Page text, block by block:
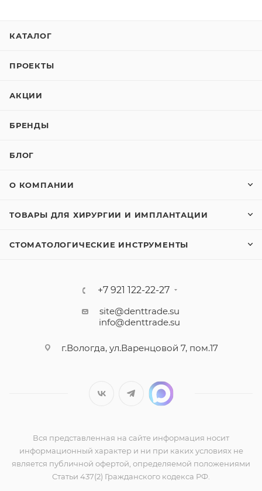
КАТАЛОГ
ПРОЕКТЫ
АКЦИИ
БРЕНДЫ
БЛОГ
О КОМПАНИИ
ТОВАРЫ ДЛЯ ХИРУРГИИ И ИМПЛАНТАЦИИ
СТОМАТОЛОГИЧЕСКИЕ ИНСТРУМЕНТЫ
+7 921 122-22-27
site@denttrade.su
info@denttrade.su
г.Вологда, ул.Варенцовой 7, пом.17
Вся представленная на сайте информация носит
информационный характер и ни при каких условиях не
является публичной офертой, определяемой положениями
Статьи 437(2) Гражданского кодекса РФ.